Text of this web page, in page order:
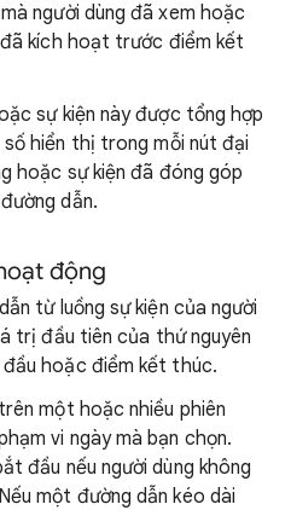
người dùng đã xem hoặc
kích hoạt trước điểm kết
sự kiện này được tổng hợp
hiển thị trong mỗi nút đại
hoặc sự kiện đã đóng góp
dẫn.
động
từ luồng sự kiện của người
trị đầu tiên của thứ nguyên
hoặc điểm kết thúc.
một hoặc nhiều phiên
vi ngày mà bạn chọn.
đầu nếu người dùng không
một đường dẫn kéo dài